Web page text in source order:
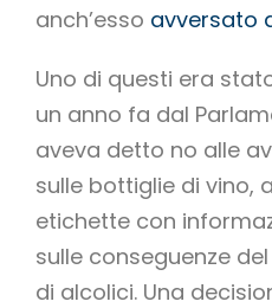
anch’esso avversato
Uno di questi era
un anno fa dal
aveva detto no alle
sulle bottiglie di vino,
etichette con
sulle conseguenze
di alcolici. Una